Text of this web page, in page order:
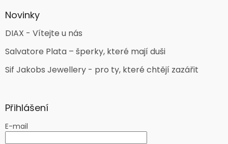
Novinky
DIAX - Vítejte u nás
Salvatore Plata – šperky, které mají duši
Sif Jakobs Jewellery - pro ty, které chtějí zazářit
Přihlášení
E-mail